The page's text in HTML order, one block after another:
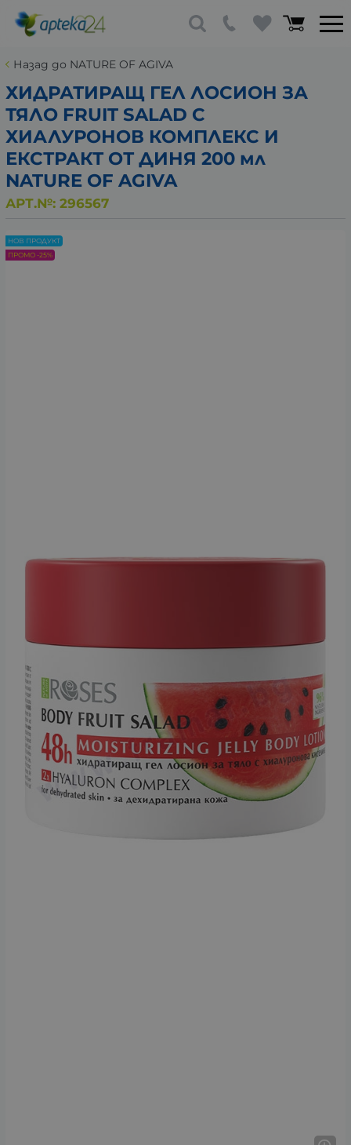
Назад до NATURE OF AGIVA
ХИДРАТИРАЩ ГЕЛ ЛОСИОН ЗА
ТЯЛО FRUIT SALAD С
ХИАЛУРОНОВ КОМПЛЕКС И
ЕКСТРАКТ ОТ ДИНЯ 200 мл
NATURE OF AGIVA
АРТ.№: 296567
НОВ ПРОДУКТ
ПРОМО -25%